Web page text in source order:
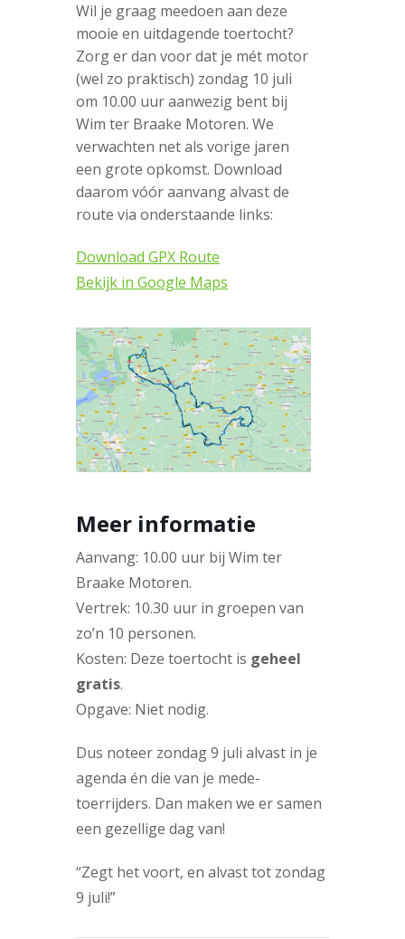
Wil je graag meedoen aan deze
mooie en uitdagende toertocht?
Zorg er dan voor dat je mét motor
(wel zo praktisch) zondag 10 juli
om 10.00 uur aanwezig bent bij
Wim ter Braake Motoren. We
verwachten net als vorige jaren
een grote opkomst. Download
daarom vóór aanvang alvast de
route via onderstaande links:
Download GPX Route
Bekijk in Google Maps
Meer informatie
Aanvang: 10.00 uur bij Wim ter
Braake Motoren.
Vertrek: 10.30 uur in groepen van
zo’n 10 personen.
Kosten: Deze toertocht is geheel
gratis.
Opgave: Niet nodig.
Dus noteer zondag 9 juli alvast in je
agenda én die van je mede-
toerrijders. Dan maken we er samen
een gezellige dag van!
“Zegt het voort, en alvast tot zondag
9 juli!”